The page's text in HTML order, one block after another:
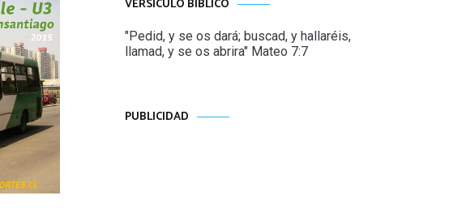
VERSÍCULO BÍBLICO
"Pedid, y se os dará; buscad, y hallaréis,
llamad, y se os abrira" Mateo 7:7
PUBLICIDAD